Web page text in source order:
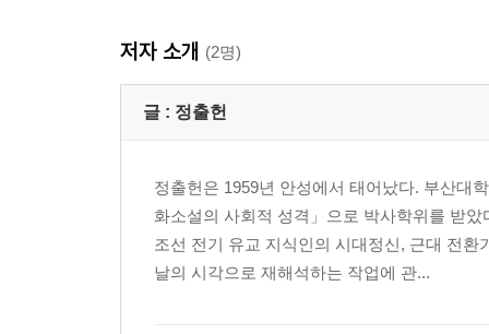
저자 소개 (2명)
글 : 정출헌
정출헌은 1959년 안성에서 태어났다. 부산대
화소설의 사회적 성격」으로 박사학위를 받
조선 전기 유교 지식인의 시대정신, 근대 전
날의 시각으로 재해석하는 작업에 관...